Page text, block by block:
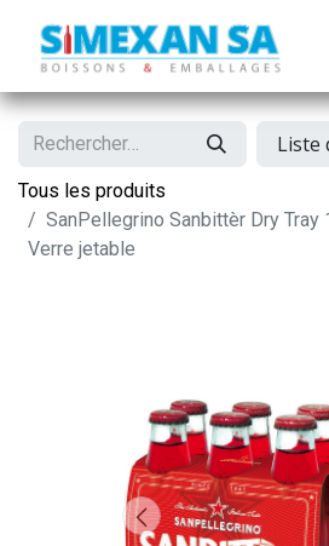
Liste
Tous les produits
SanPellegrino Sanbittèr Dry Tray
Verre jetable